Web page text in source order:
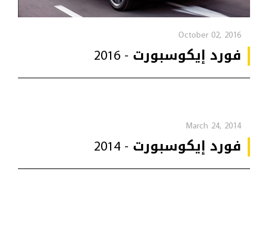
October 02, 2016
فورد إيكوسبورت - 2016
March 24, 2014
فورد إيكوسبورت - 2014